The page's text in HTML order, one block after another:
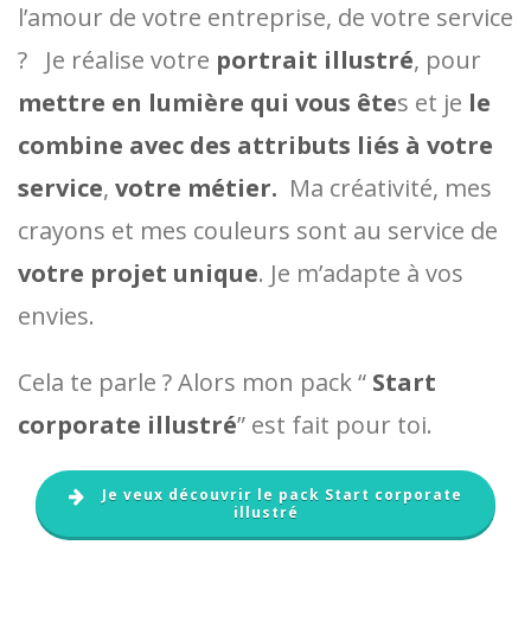
l’amour de votre entreprise, de votre service
?
Je réalise votre portrait illustré, pour
mettre en lumière qui vous êtes et je le
combine avec des attributs liés à votre
service, votre métier. Ma créativité, mes
crayons et mes couleurs sont au service de
votre projet unique. Je m’adapte à vos
envies.
Cela te parle ? Alors mon pack “ Start
corporate illustré” est fait pour toi.
Je veux découvrir le pack Start corporate
illustré